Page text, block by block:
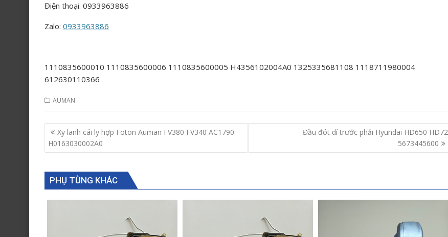
Điện thoại: 0933963886
Zalo: 0933963886
1110835600010 1110835600006 1110835600005 H4356102004A0 1325335681108 1118711980004
612630110366
AUMAN
Post
navigation
Xy lanh cái ly hợp Foton Auman FV380 FV340 AC1790
H0163030002A0
Đầu đót dí trước phải Hyundai HD650 HD72
5673445600
PHỤ TÙNG KHÁC